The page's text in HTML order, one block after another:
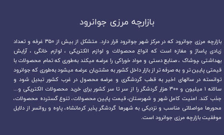
بازارچه مرزی جوانرود​​​​​​​
بازارچه مرزی جوانرود که در مرکز شهر جوانرود قرار دارد. متشکل از بیش از ۳۵۰ غرفه و تعداد
زیادی پاساژ و مغازه است که انواع محصولات و لوازم الکتریکی ، لوازم خانگی ، آرایش
بهداشتی ،پوشاک ، صنایع دستی و مواد خوراکی را عرضه میکند به‌طوری که تمام محصولات با
قیمتی پایین تر و به صرفه تر از بازار داخل کشور به مشتریان عرضه میشود به‌طوری که جوانرود
توانسته در سالهای اخیر به قطب گردشگری و عرضه محصول در غرب کشور تبدیل شود و
سالانه ۱ میلیون و ۳۰۰ هزار گردشگر را از سر تا سر کشور برای خرید محصولات الکتریکی و...
جذب کند. امنیت کامل شهر و شهرستان، قیمت پایین محصولات، تنوع گسترده محصولات،
محورها مواصلاتی مناسب و نزدیکی به شهرها گردشگر پذیر کرمانشاه، پاوه و روانسر از دلایل
موفقیت بازارچه مرزی جوانرود است.